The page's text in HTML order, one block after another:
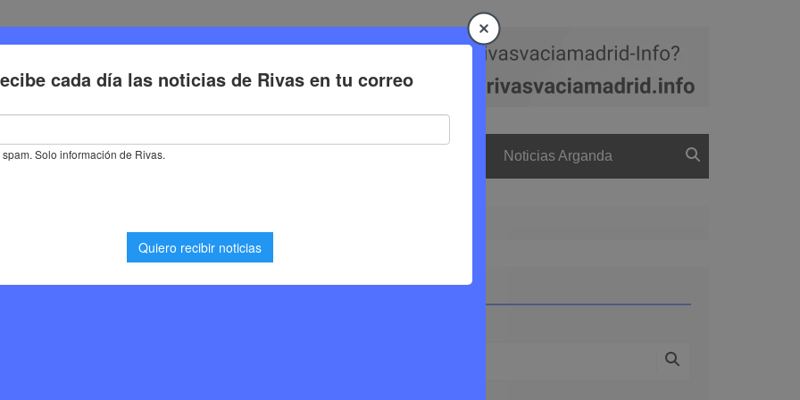
Deporte Cultura Trabajo Noticias Arganda
torneo de Subbuteo
al popular juego